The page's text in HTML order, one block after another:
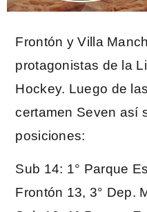
Frontón y Villa
protagonistas de la
Hockey. Luego de
certamen Seven así
posiciones:
Sub 14: 1° Parque
Frontón 13, 3° Dep.